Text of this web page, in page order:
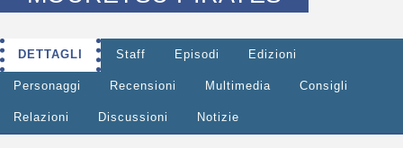
DETTAGLI Staff Episodi Edizioni
Personaggi Recensioni Multimedia Consigli
Relazioni Discussioni Notizie